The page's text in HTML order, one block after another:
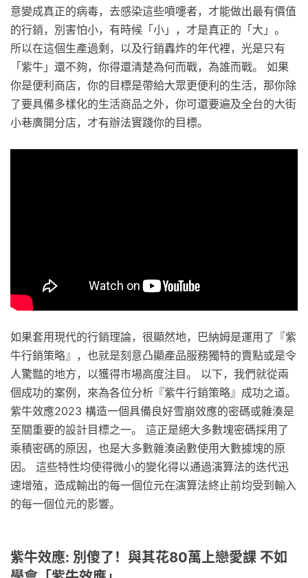
意變成真正的病毒，去感染這些噴嚏者，才能做出最有價值
的行銷，別害怕小，有時候「小」，才是真正的「大」。
所以在這個生產過剩，以及行銷轟炸的年代裡，光是只有
「紫牛」還不夠，你得還清楚為何而戰，為誰而戰。 如果
你是便利商店，你的目標是帶給大眾更便利的生活，那你除
了要具備多樣化的生活商品之外，你可還要遍及全台的大街
小巷廣開分店，才有辦法實踐你的目標。
如果套用現代的行銷理論，很顯然地，巴納姆是運用了『紫
牛行銷策略』，也就是刻意凸顯產品服務獨特的賣點或是令
人驚豔的地方，以獲得市場高度注目。 以下，我們就從兩
個成功的案例，來為各位分析『紫牛行銷策略』成功之道。
紫牛效應2023 構造一個具備良好雪崩效應的密碼或雜湊是
至關重要的設計目標之一。 這正是絕大多數塊密碼採用了
乘積密碼的原因，也是大多數雜湊函數使用大數據塊的原
因。 這些特性均使得微小的變化得以通過演算法的迭代迅
速增殖，造成輸出的每一個位元在演算法終止前均受到輸入
的每一個位元的影響。
紫牛效應: 別傻了！與其花80萬上戀愛課 不如